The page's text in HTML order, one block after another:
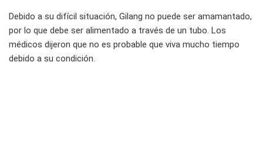
Debido a su difícil situación, Gilang no puede ser amamantado,
por lo que debe ser alimentado a través de un tubo. Los
médicos dijeron que no es probable que viva mucho tiempo
debido a su condición.